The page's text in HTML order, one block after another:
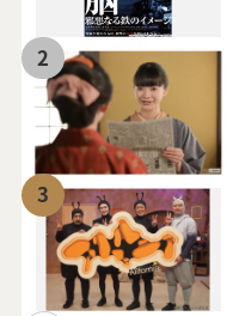
2
3